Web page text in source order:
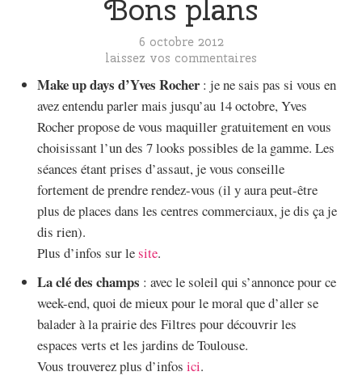
Bons plans
6 octobre 2012
laissez vos commentaires
Make up days d’Yves Rocher: je ne sais pas si vous en
avez entendu parler mais jusqu’au 14 octobre, Yves
Rocher propose de vous maquiller gratuitement en vous
choisissant l’un des 7 looks possibles de la gamme. Les
séances étant prises d’assaut, je vous conseille
fortement de prendre rendez-vous (il y aura peut-être
plus de places dans les centres commerciaux, je dis ça je
dis rien).
Plus d’infos sur lesite.
La clé des champs : avec le soleil qui s’annonce pour ce
week-end, quoi de mieux pour le moral que d’aller se
balader à la prairie des Filtres pour découvrir les
espaces verts et les jardins de Toulouse.
Vous trouverez plus d’infos ici.